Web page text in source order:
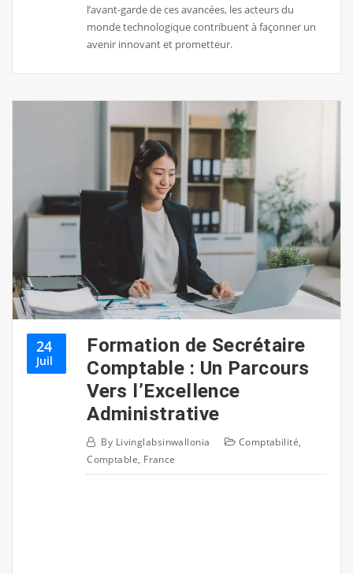
l’avant-garde de ces avancées, les acteurs du
monde technologique contribuent à façonner un
avenir innovant et prometteur.
24
Juil
Formation de Secrétaire
Comptable : Un Parcours
Vers l’Excellence
Administrative
By Livinglabsinwallonia Comptabilité,
Comptable, France